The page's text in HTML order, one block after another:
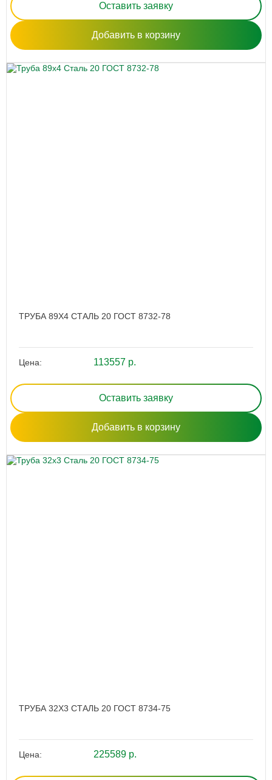
Оставить заявку
Добавить в корзину
ТРУБА 89Х4 СТАЛЬ 20 ГОСТ 8732-78
Цена: 113557 р.
Оставить заявку
Добавить в корзину
ТРУБА 32Х3 СТАЛЬ 20 ГОСТ 8734-75
Цена: 225589 р.